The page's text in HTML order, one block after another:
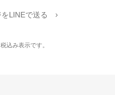
LINEで送る
込み表示です。